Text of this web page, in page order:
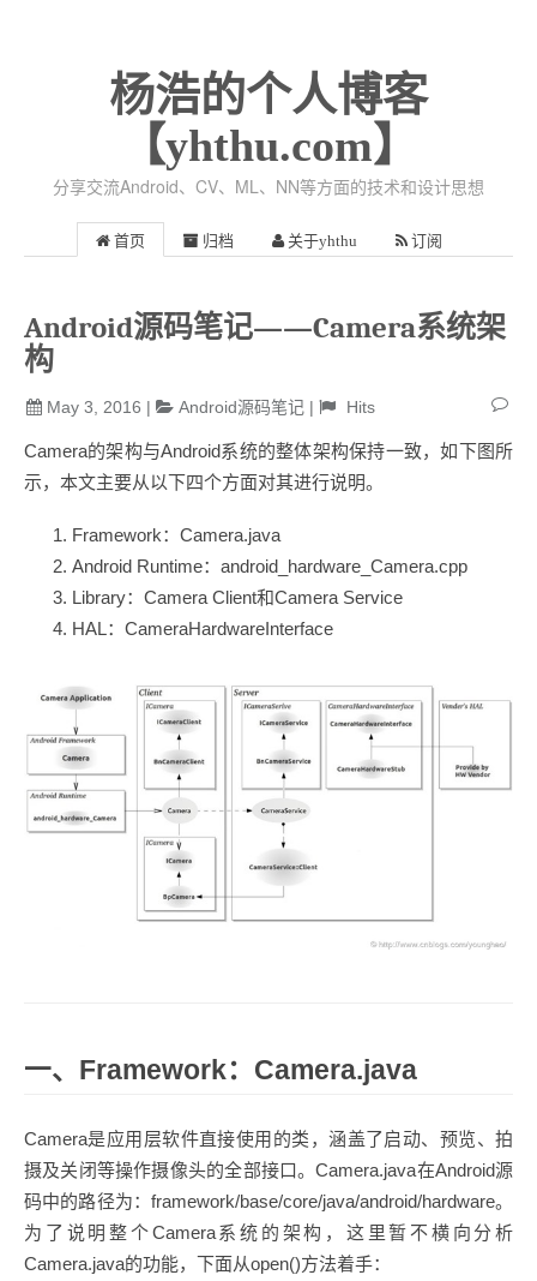
杨浩的个人博客
【yhthu.com】
分享交流Android、CV、ML、NN等方面的技术和设计思想
首页 归档 关于yhthu 订阅
Android源码笔记——Camera系统架
构
May 3, 2016 | Android源码笔记 | Hits
Camera的架构与Android系统的整体架构保持一致，如下图所
示，本文主要从以下四个方面对其进行说明。
Framework：Camera.java
Android Runtime：android_hardware_Camera.cpp
Library：Camera Client和Camera Service
HAL：CameraHardwareInterface
一、Framework：Camera.java
Camera是应用层软件直接使用的类，涵盖了启动、预览、拍
摄及关闭等操作摄像头的全部接口。Camera.java在Android源
码中的路径为：framework/base/core/java/android/hardware。
为了说明整个Camera系统的架构，这里暂不横向分析
Camera.java的功能，下面从open()方法着手：